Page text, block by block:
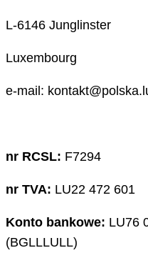
L-6146 Junglinster
Luxembourg
e-mail:
nr RCSL: F7294
nr TVA: LU22 472 601
Konto bankowe: LU76
(BGLLLULL)